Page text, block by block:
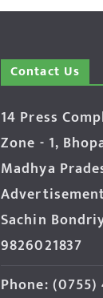
Contact Us
14 Press
Zone - 1,
Madhya
Sachin
9826021837
Phone: (0755)